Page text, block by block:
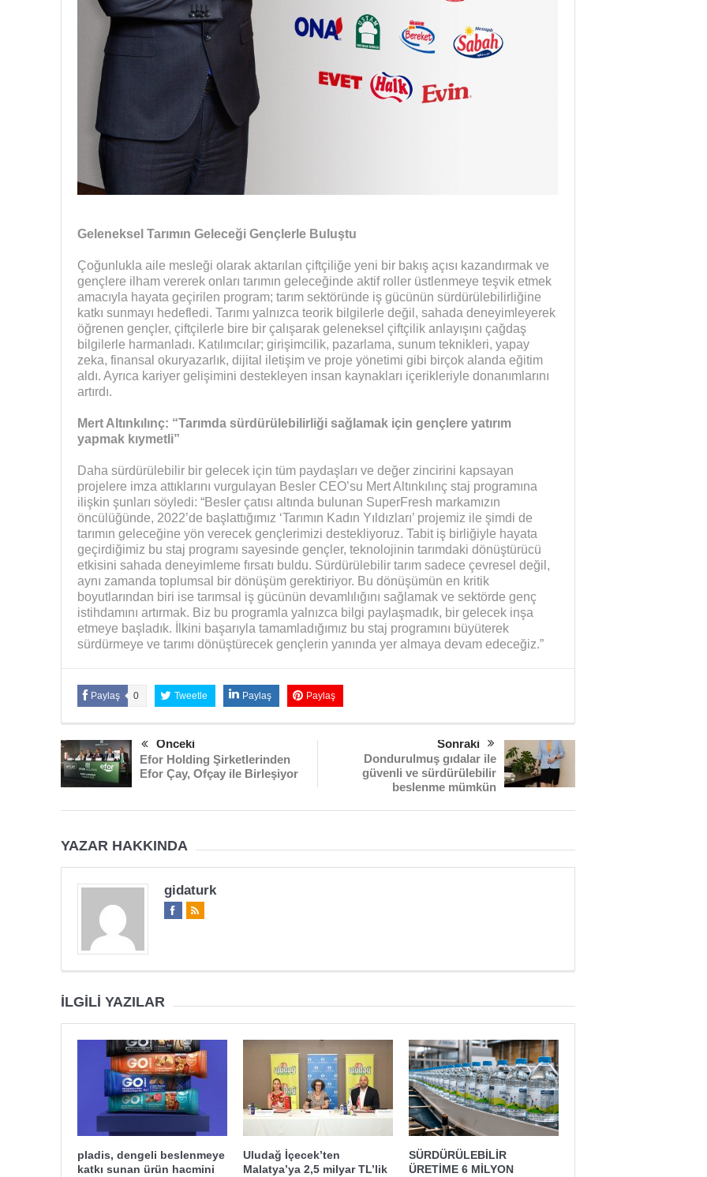
Geleneksel Tarımın Geleceği Gençlerle Buluştu
Çoğunlukla aile mesleği olarak aktarılan çiftçiliğe yeni bir bakış açısı kazandırmak ve
gençlere ilham vererek onları tarımın geleceğinde aktif roller üstlenmeye teşvik etmek
amacıyla hayata geçirilen program; tarım sektöründe iş gücünün sürdürülebilirliğine
katkı sunmayı hedefledi. Tarımı yalnızca teorik bilgilerle değil, sahada deneyimleyerek
öğrenen gençler, çiftçilerle bire bir çalışarak geleneksel çiftçilik anlayışını çağdaş
bilgilerle harmanladı. Katılımcılar; girişimcilik, pazarlama, sunum teknikleri, yapay
zeka, finansal okuryazarlık, dijital iletişim ve proje yönetimi gibi birçok alanda eğitim
aldı. Ayrıca kariyer gelişimini destekleyen insan kaynakları içerikleriyle donanımlarını
artırdı.
Mert Altınkılınç: “Tarımda sürdürülebilirliği sağlamak için gençlere yatırım
yapmak kıymetli”
Daha sürdürülebilir bir gelecek için tüm paydaşları ve değer zincirini kapsayan
projelere imza attıklarını vurgulayan Besler CEO’su Mert Altınkılınç staj programına
ilişkin şunları söyledi: “Besler çatısı altında bulunan SuperFresh markamızın
öncülüğünde, 2022’de başlattığımız ‘Tarımın Kadın Yıldızları’ projemiz ile şimdi de
tarımın geleceğine yön verecek gençlerimizi destekliyoruz. Tabit iş birliğiyle hayata
geçirdiğimiz bu staj programı sayesinde gençler, teknolojinin tarımdaki dönüştürücü
etkisini sahada deneyimleme fırsatı buldu. Sürdürülebilir tarım sadece çevresel değil,
aynı zamanda toplumsal bir dönüşüm gerektiriyor. Bu dönüşümün en kritik
boyutlarından biri ise tarımsal iş gücünün devamlılığını sağlamak ve sektörde genç
istihdamını artırmak. Biz bu programla yalnızca bilgi paylaşmadık, bir gelecek inşa
etmeye başladık. İlkini başarıyla tamamladığımız bu staj programını büyüterek
sürdürmeye ve tarımı dönüştürecek gençlerin yanında yer almaya devam edeceğiz.”
Paylaş 0 Tweetle Paylaş Paylaş
Önceki
Efor Holding Şirketlerinden
Efor Çay, Ofçay ile Birleşiyor
Sonraki
Dondurulmuş gıdalar ile
güvenli ve sürdürülebilir
beslenme mümkün
YAZAR HAKKINDA
gidaturk
İLGILI YAZILAR
pladis, dengeli beslenmeye
katkı sunan ürün hacmini
Uludağ İçecek’ten
Malatya’ya 2,5 milyar TL’lik
SÜRDÜRÜLEBİLİR
ÜRETİME 6 MİLYON
Yaman Çelişki